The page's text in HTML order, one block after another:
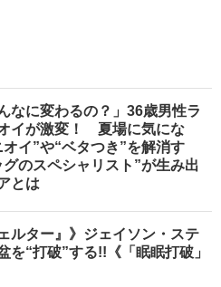
なに変わるの？」36歳男性ラ
イが激変！ 夏場に気にな
イ”や“ベタつき”を解消す
グのスペシャリスト”が生み出
とは
ルター』》ジェイソン・ステ
を“打破”する!!《「眠眠打破」